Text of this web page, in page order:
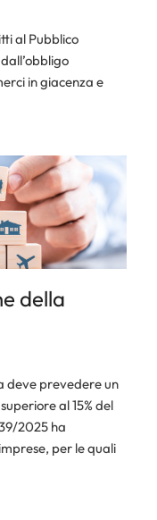
al Pubblico
in giacenza e
della
deve prevedere un
al 15% del
2025 ha
per le quali